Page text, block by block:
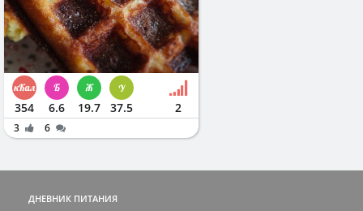
354 6.6 19.7 37.5 2
3 6
ДНЕВНИК ПИТАНИЯ